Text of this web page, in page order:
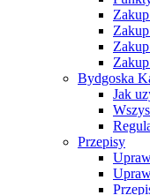
Bydgoska
Jak
Przepisy